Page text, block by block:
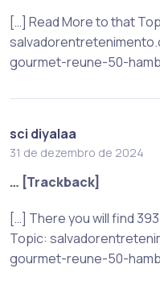
[…] Read More to that
gourmet-reune-50-
sci diyalaa
31 de dezembro de 2024
… [Trackback]
[…] There you will find
Topic:
gourmet-reune-50-